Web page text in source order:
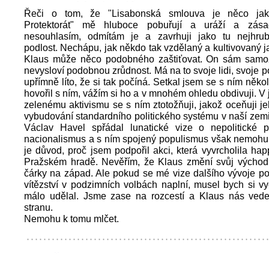
Řeči o tom, že "Lisabonská smlouva je něco
Protektorát" mě hluboce pobuřují a uráží a
nesouhlasím, odmítám je a zavrhuji jako tu
podlost. Nechápu, jak někdo tak vzdělaný a kultivovaný
Klaus může něco podobného zaštiťovat. On sám
nevysloví podobnou zrůdnost. Má na to svoje lidi, svoje
upřímně líto, že si tak počíná. Setkal jsem se s ním
hovořil s ním, vážím si ho a v mnohém ohledu obdivuji. V
zelenému aktivismu se s ním ztotožňuji, jakož oceňuji
vybudování standardního politického systému v naší
Václav Havel spřádal lunatické vize o nepolitické
nacionalismus a s ním spojený populismus však
je důvod, proč jsem podpořil akci, která vyvrcholila
Pražském hradě. Nevěřím, že Klaus změní svůj
čárky na západ. Ale pokud se mé vize dalšího vývoje
vítězství v podzimních volbách naplní, musel bych si
málo udělal. Jsme zase na rozcestí a Klaus nás
stranu.
Nemohu k tomu mlčet.